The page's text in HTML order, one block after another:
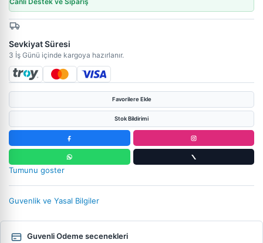
Sevkiyat Süresi
3 İş Günü içinde kargoya hazırlanır.
Favorilere Ekle
Stok Bildirimi
Tumunu goster
Guvenlik ve Yasal Bilgiler
Guvenli Odeme secenekleri